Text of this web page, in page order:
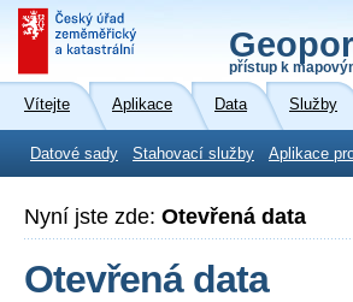
přístup k
Vítejte Aplikace Data Služby
Datové sady Stahovací služby Aplikace
Nyní jste zde: Otevřená data
Otevřená data